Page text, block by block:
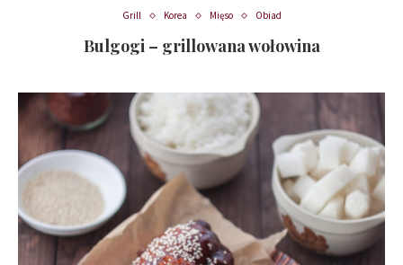
Grill Korea Mięso Obiad
Bulgogi – grillowana wołowina